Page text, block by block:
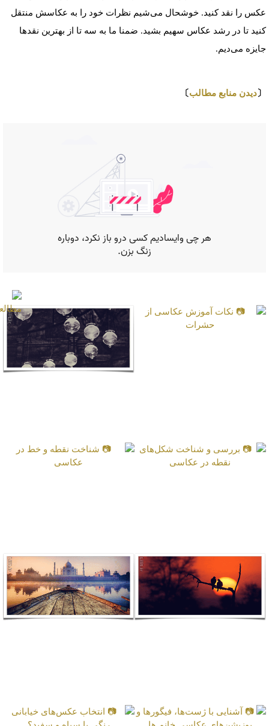
عکس را نقد کنید. خوشحال می‌شیم نظرات خود را به عکاسش منتقل
کنید تا در رشد عکاس سهیم بشید. ضمنا ما به سه تا از بهترین نقدها
جایزه می‌دیم.
〔دیدن منابع مطالب〕